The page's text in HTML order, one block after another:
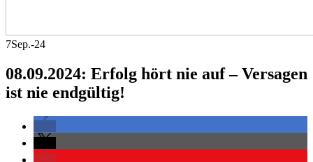
7Sep.-24
08.09.2024: Erfolg hört nie auf – Versagen
ist nie endgültig!